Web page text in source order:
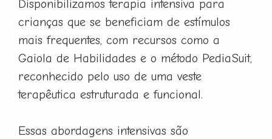
Disponibilizamos terapia intensiva para
crianças que se beneficiam de estímulos
mais frequentes, com recursos como a
Gaiola de Habilidades e o método PediaSuit,
reconhecido pelo uso de uma veste
terapêutica estruturada e funcional.
Essas abordagens intensivas são